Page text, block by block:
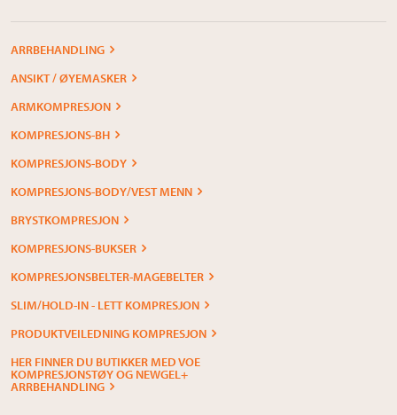
ARRBEHANDLING
ANSIKT / ØYEMASKER
ARMKOMPRESJON
KOMPRESJONS-BH
KOMPRESJONS-BODY
KOMPRESJONS-BODY/VEST MENN
BRYSTKOMPRESJON
KOMPRESJONS-BUKSER
KOMPRESJONSBELTER-MAGEBELTER
SLIM/HOLD-IN - LETT KOMPRESJON
PRODUKTVEILEDNING KOMPRESJON
HER FINNER DU BUTIKKER MED VOE
KOMPRESJONSTØY OG NEWGEL+
ARRBEHANDLING